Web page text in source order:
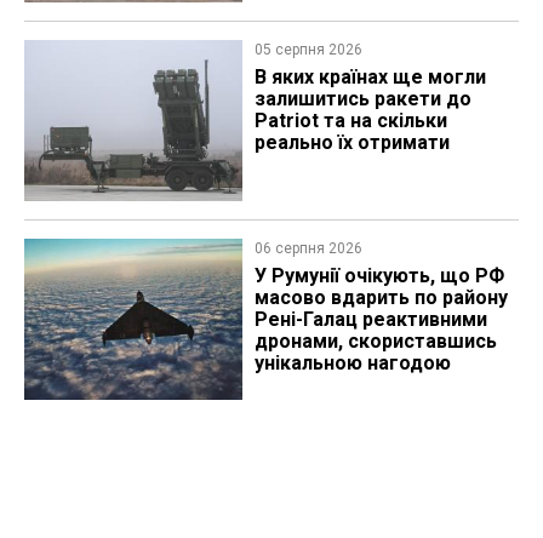
05 серпня 2026
В яких країнах ще могли
залишитись ракети до
Patriot та на скільки
реально їх отримати
06 серпня 2026
У Румунії очікують, що РФ
масово вдарить по району
Рені-Галац реактивними
дронами, скориставшись
унікальною нагодою